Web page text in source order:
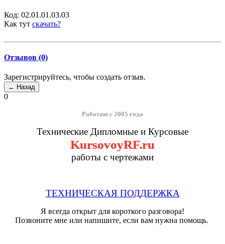
Код: 02.01.01.03.03
Как тут скачать?
Отзывов (0)
Зарегистрируйтесь, чтобы создать отзыв.
0
Работаю с 2005 года
Технические Дипломные и Курсовые
KursovoyRF.ru
работы с чертежами
ТЕХНИЧЕСКАЯ ПОДДЕРЖКА
Я всегда открыт для короткого разговора!
Позвоните мне или напишите, если вам нужна помощь.